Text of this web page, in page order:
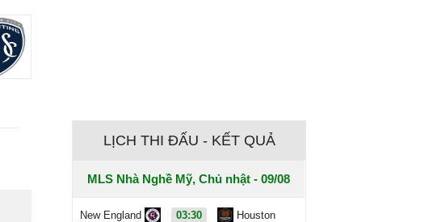
LỊCH THI ĐẤU - KẾT QUẢ
MLS Nhà Nghề Mỹ, Chủ nhật - 09/08
New England
03:30
Houston